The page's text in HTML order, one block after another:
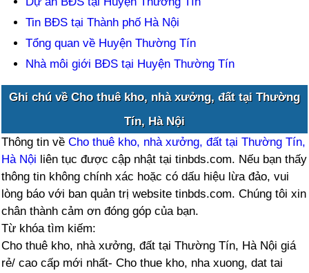
Tin BĐS tại Thành phố Hà Nội
Tổng quan về Huyện Thường Tín
Nhà môi giới BĐS tại Huyện Thường Tín
Ghi chú về Cho thuê kho, nhà xưởng, đất tại Thường
Tín, Hà Nội
Thông tin vềCho thuê kho, nhà xưởng, đất tại Thường Tín,
Hà Nội liên tục được cập nhật tại tinbds.com. Nếu bạn thấy
thông tin không chính xác hoặc có dấu hiệu lừa đảo, vui
lòng báo với ban quản trị website tinbds.com. Chúng tôi xin
chân thành cảm ơn đóng góp của bạn.
Từ khóa tìm kiếm:
Cho thuê kho, nhà xưởng, đất tại Thường Tín, Hà Nội giá
rẻ/ cao cấp mới nhất- Cho thue kho, nha xuong, dat tai